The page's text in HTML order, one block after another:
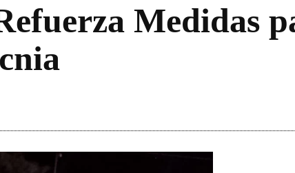
Medidas